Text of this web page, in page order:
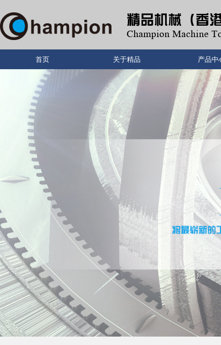
首页 关于精品 产品中